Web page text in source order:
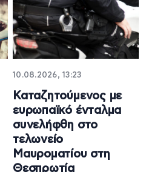
10.08.2026, 13:23
Καταζητούμενος με
ευρωπαϊκό ένταλμα
συνελήφθη στο
τελωνείο
Μαυροματίου στη
Θεσπρωτία